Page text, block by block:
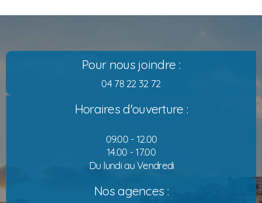
Pour nous joindre :
04 78 22 32 72
Horaires d'ouverture :
09.00 - 12.00
14.00 - 17.00
Du lundi au Vendredi
Nos agences :